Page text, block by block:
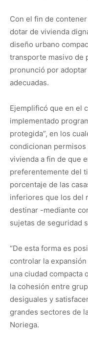
Con el fin de
dotar de vivienda
diseño urbano
transporte masivo de
pronunció por
adecuadas.
Ejemplificó que en el
implementado
protegida”, en los
condicionan
vivienda a fin de que
preferentemente del
porcentaje de las
inferiores que los del
destinar -mediante
sujetas de seguridad
“De esta forma es
controlar la
una ciudad compacta
la cohesión entre
desiguales y
grandes sectores de
Noriega.